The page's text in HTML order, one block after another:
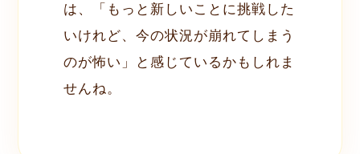
は、「もっと新しいことに挑戦した
いけれど、今の状況が崩れてしまう
のが怖い」と感じているかもしれま
せんね。